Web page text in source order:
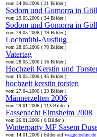
vom 24.06.2006 ( 21 Bilder )
Sodom und Gomorra in
vom 29.05.2006 ( 34 Bilder )
Sodom und Gomorra in
vom 29.05.2006 ( 19 Bilder )
Lochmühl-Ausflug
vom 28.05.2006 ( 70 Bilder )
Vatertag
vom 28.05.2006 ( 16 Bilder )
Hochzeit Kerstin und
vom 19.05.2006 ( 45 Bilder )
hochzeit kerstin torsten
vom 27.04.2006 ( 23 Bilder )
Männerzelten 2006
vom 29.01.2006 ( 113 Bilder )
Fassenacht Eimsheim 2008
vom 26.01.2006 ( 0 Bilder )
Winterparty MF Sasem
vom 14.01.2006 ( bilder aufweggefoehnt.de